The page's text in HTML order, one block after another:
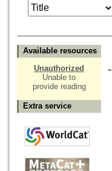
Available resources
Unauthorized
Unable to
provide reading
Extra service